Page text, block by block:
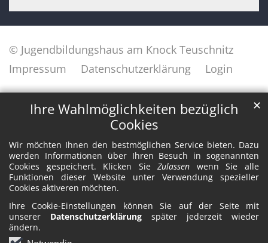
Ihre Wahlmöglichkeiten bezüglich
Cookies
Wir möchten Ihnen den bestmöglichen Service bieten. Dazu
werden Informationen über Ihren Besuch in sogenannten
Cookies gespeichert. Klicken SieZulassen wenn Sie alle
Funktionen dieser Website unter Verwendung spezieller
Cookies aktiveren möchten.
Ihre Cookie-Einstellungen können Sie auf der Seite mit
unserer Datenschutzerklärung später jederzeit wieder
ändern.
✕
© Jugendbildungshaus am Knock Teuschnitz
Impressum
Datenschutzerklärung Login